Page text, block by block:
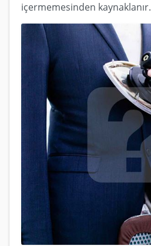
içermemesinden kaynaklanır.